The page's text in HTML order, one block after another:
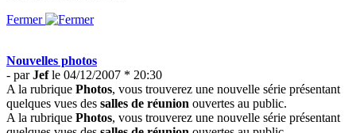
Fermer
Nouvelles photos
- parJefle 04/12/2007 * 20:30
A la rubrique Photos, vous trouverez une nouvelle série présentant
quelques vues des salles de réunion ouvertes au public.
A la rubrique Photos, vous trouverez une nouvelle série présentant